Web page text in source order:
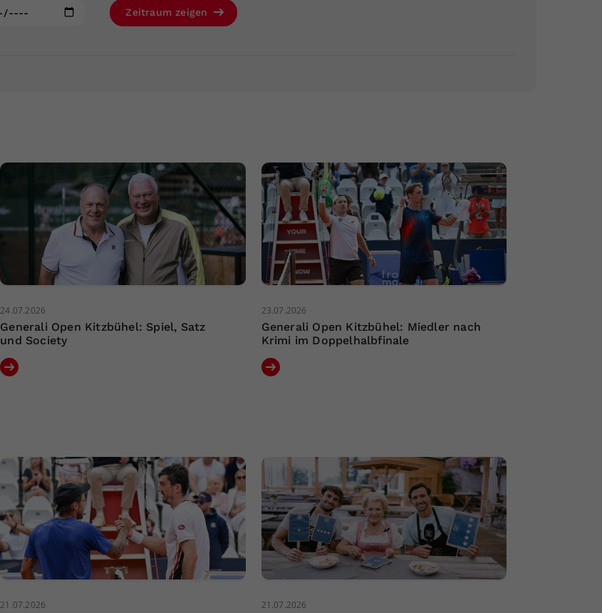
Zeitraum zeigen
24.07.2026
Generali Open Kitzbühel: Spiel, Satz
und Society
23.07.2026
Generali Open Kitzbühel: Miedler nach
Krimi im Doppelhalbfinale
21.07.2026 21.07.2026
Ihrer vorgenommen Einstellungen, falls der